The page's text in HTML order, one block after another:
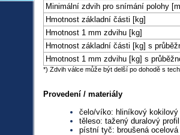
*) Zdvih válce může být delší po dohodě s
Minimální zdvih pro snímání polohy
Hmotnost základní části [kg]
Hmotnost 1 mm zdvihu [kg]
Hmotnost základní části [kg] s
Hmotnost 1 mm zdvihu [kg] s
Provedení / materiály
čelo/víko: hliníkový kokilový
těleso: tažený duralový
pístní tyč: broušená